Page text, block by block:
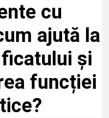
cu
ajută la
și
funcției